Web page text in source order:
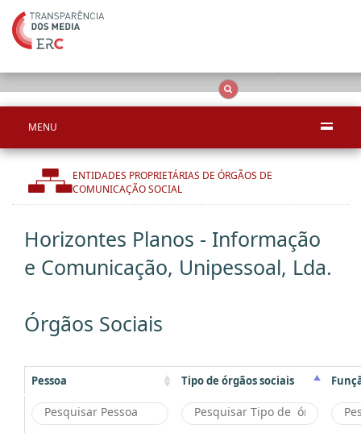
MENU
ENTIDADES PROPRIETÁRIAS DE ÓRGÃOS DE
COMUNICAÇÃO SOCIAL
Horizontes Planos - Informação
e Comunicação, Unipessoal, Lda.
Órgãos Sociais
Pessoa Tipo de órgãos sociais